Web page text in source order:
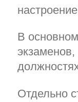
В
Отдельно